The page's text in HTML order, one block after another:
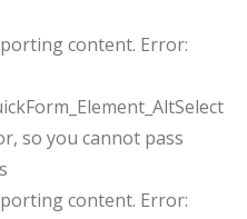
content. Error:
so you cannot pass
content. Error: